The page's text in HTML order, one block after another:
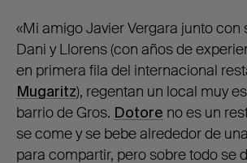
«Mi amigo Javier Vergara junto con
Dani y Llorens (con años de
en primera fila del internacional
Mugaritz), regentan un local muy
barrio de Gros. Dotore no es un
se come y se bebe alrededor de
para compartir, pero sobre todo se